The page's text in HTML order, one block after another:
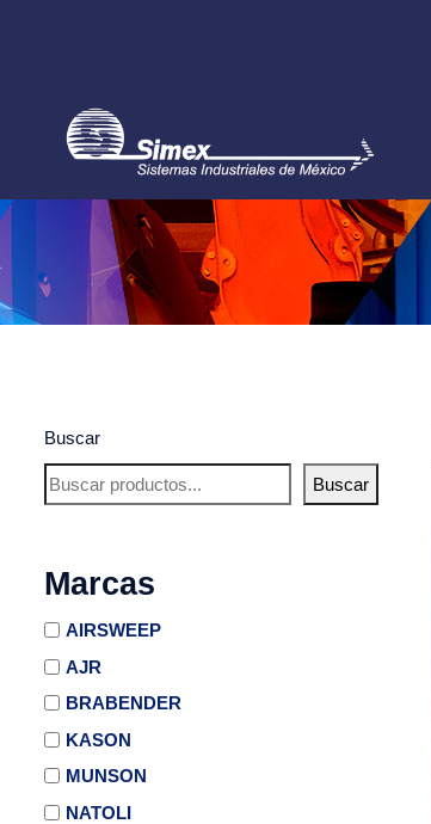
Buscar
Buscar
Marcas
AIRSWEEP
AJR
BRABENDER
KASON
MUNSON
NATOLI